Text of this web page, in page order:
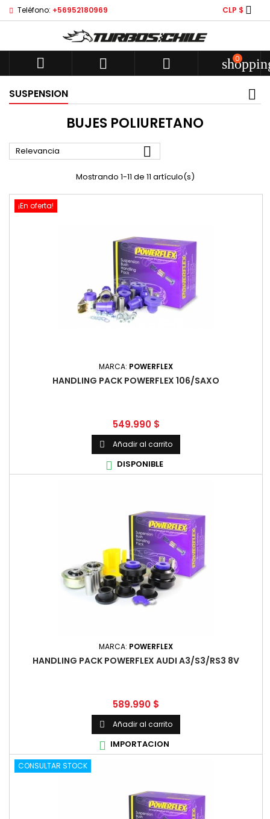
Teléfono: +56952180969 CLP $ 
   0
SUSPENSION
BUJES POLIURETANO
Relevancia 
Mostrando 1-11 de 11 artículo(s)
¡En oferta!
MARCA: POWERFLEX
HANDLING PACK POWERFLEX 106/SAXO
Precio
549.990 $
 Añadir al carrito
 DISPONIBLE
MARCA: POWERFLEX
HANDLING PACK POWERFLEX AUDI A3/S3/RS3 8V
Precio
589.990 $
 Añadir al carrito
 IMPORTACION
CONSULTAR STOCK